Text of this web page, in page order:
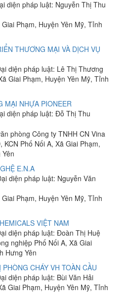
diện pháp luật: Nguyễn Thị Thu
Phạm, Huyện Yên Mỹ, Tỉnh
THƯƠNG MẠI VÀ DỊCH VỤ
diện pháp luật: Lê Thị Thương
Giai Phạm, Huyện Yên Mỹ, Tỉnh
MẠI NHỰA PIONEER
diện pháp luật: Đỗ Thị Thu
phòng Công ty TNHH CN Vina
Phố Nối A, Xã Giai Phạm,
E.N.A
diện pháp luật: Nguyễn Văn
Phạm, Huyện Yên Mỹ, Tỉnh
VIỆT NAM
diện pháp luật: Đoàn Thị Huệ
nghiệp Phố Nối A, Xã Giai
Hưng Yên
CHÁY VH TOÀN CẦU
diện pháp luật: Bùi Văn Hải
Giai Phạm, Huyện Yên Mỹ, Tỉnh